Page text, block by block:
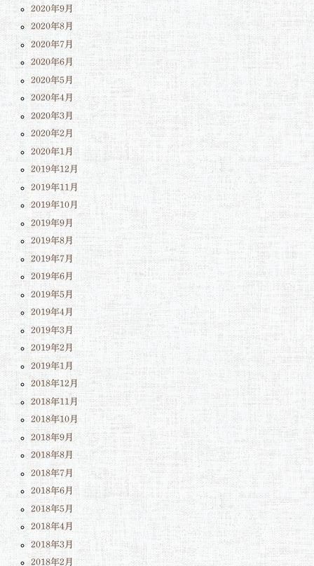
2020年9月
2020年8月
2020年7月
2020年6月
2020年5月
2020年4月
2020年3月
2020年2月
2020年1月
2019年12月
2019年11月
2019年10月
2019年9月
2019年8月
2019年7月
2019年6月
2019年5月
2019年4月
2019年3月
2019年2月
2019年1月
2018年12月
2018年11月
2018年10月
2018年9月
2018年8月
2018年7月
2018年6月
2018年5月
2018年4月
2018年3月
2018年2月